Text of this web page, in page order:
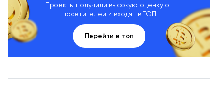
Проекты получили высокую оценку от
посетителей и входят в ТОП
Перейти в топ